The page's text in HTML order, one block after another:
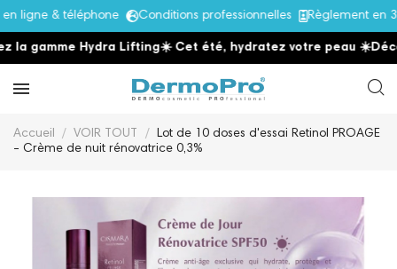
ligne & téléphone Conditions professionnelles Règlement en
la gamme Hydra Lifting☀️ Cet été, hydratez votre peau ☀️
Accueil VOIR TOUT
Lot de 10 doses d'essai Retinol PROAGE
- Crème de nuit rénovatrice 0,3%